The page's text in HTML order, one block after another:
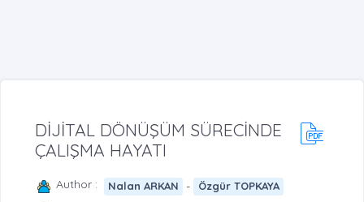
DİJİTAL DÖNÜŞÜM SÜRECİNDE
ÇALIŞMA HAYATI
Author : Nalan ARKAN - Özgür TOPKAYA